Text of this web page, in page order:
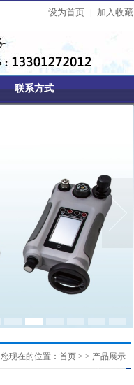
设为首页 加入收藏
联系方式
您现在的位置： 首页 > > 产品展示